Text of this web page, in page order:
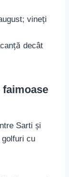
vineți
decât
Sarti și
cu